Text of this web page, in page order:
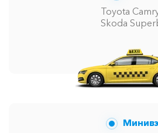
Toyota
Skoda